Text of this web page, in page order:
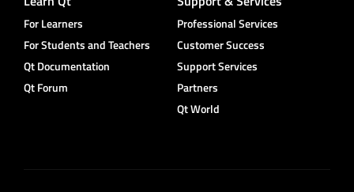
For Learners
For Students and Teachers
Qt Documentation
Qt Forum
Professional Services
Customer Success
Support Services
Partners
Qt World